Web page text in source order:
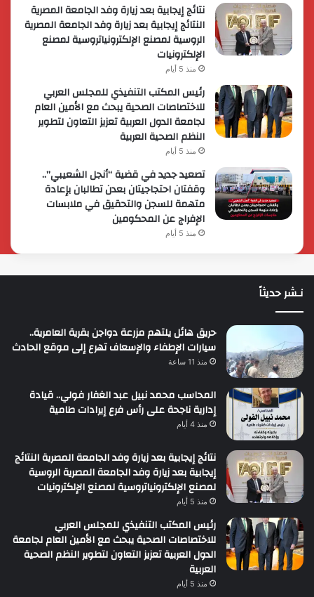
نتائج إيجابية بعد زيارة وفد الجامعة المصرية
النتائج إيجابية بعد زيارة وفد الجامعة المصرية
الروسية لمصنع الإلكترونياتروسية لمصنع
الإلكترونيات
منذ 5 أيام
رئيس المكتب التنفيذي للمجلس العربي
للاختصاصات الصحية يبحث مع الأمين العام
لجامعة الدول العربية تعزيز التعاون لتطوير
النظم الصحية العربية
منذ 5 أيام
تصعيد جديد في قضية “أنجل الشعيبي”..
وقفتان احتجاجيتان بعدن تطالبان بإعادة
متهمة للسجن والتحقيق في ملابسات
الإفراج عن المحكومين
منذ 5 أيام
نـشر حديثاً
حريق هائل يلتهم مزرعة دواجن بقرية العامرية..
سيارات الإطفاء والإسعاف تهرع إلى موقع الحادث
منذ 11 ساعة
المحاسب محمد نبيل عبد الغفار فولي.. قيادة
إدارية ناجحة على رأس فرع إيرادات طامية
منذ 4 أيام
نتائج إيجابية بعد زيارة وفد الجامعة المصرية النتائج
إيجابية بعد زيارة وفد الجامعة المصرية الروسية
لمصنع الإلكترونياتروسية لمصنع الإلكترونيات
منذ 5 أيام
رئيس المكتب التنفيذي للمجلس العربي
للاختصاصات الصحية يبحث مع الأمين العام لجامعة
الدول العربية تعزيز التعاون لتطوير النظم الصحية
العربية
منذ 5 أيام